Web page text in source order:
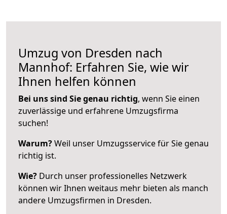
Umzug von Dresden nach
Mannhof: Erfahren Sie, wie wir
Ihnen helfen können
Bei uns sind Sie genau richtig, wenn Sie einen
zuverlässige und erfahrene Umzugsfirma
suchen!
Warum?Weil unser Umzugsservice für Sie genau
richtig ist.
Wie? Durch unser professionelles Netzwerk
können wir Ihnen weitaus mehr bieten als manch
andere Umzugsfirmen in Dresden.